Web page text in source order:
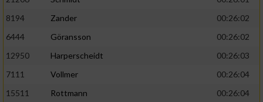
8194
Zander
00:26:02
6444
Göransson
00:26:02
12950
Harperscheidt
00:26:03
7111
Vollmer
00:26:04
15511
Rottmann
00:26:04
Informationen identifizieren